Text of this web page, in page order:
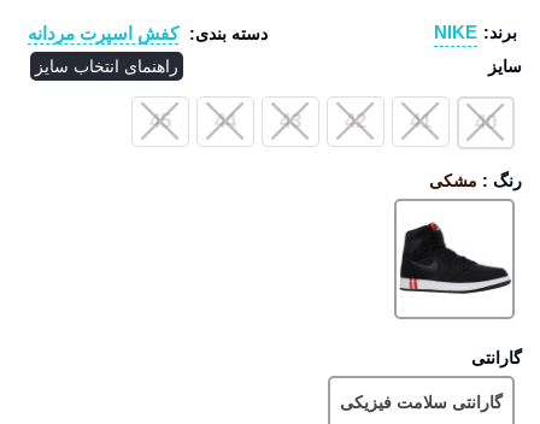
برند: NIKE دسته بندی: کفش اسپرت مردانه
سایز راهنمای انتخاب سایز
40
41
42
43
44
45
رنگ : مشکی
گارانتی
گارانتی سلامت فیزیکی